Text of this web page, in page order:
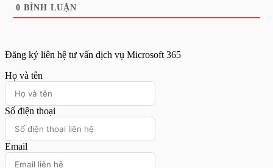
0 BÌNH LUẬN
Đăng ký liên hệ tư vấn dịch vụ Microsoft 365
Họ và tên
Số điện thoại
Email